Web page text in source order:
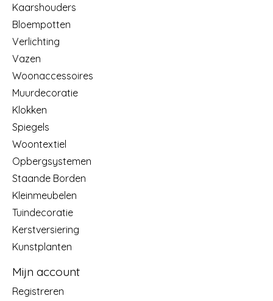
Kaarshouders
Bloempotten
Verlichting
Vazen
Woonaccessoires
Muurdecoratie
Klokken
Spiegels
Woontextiel
Opbergsystemen
Staande Borden
Kleinmeubelen
Tuindecoratie
Kerstversiering
Kunstplanten
Mijn account
Registreren